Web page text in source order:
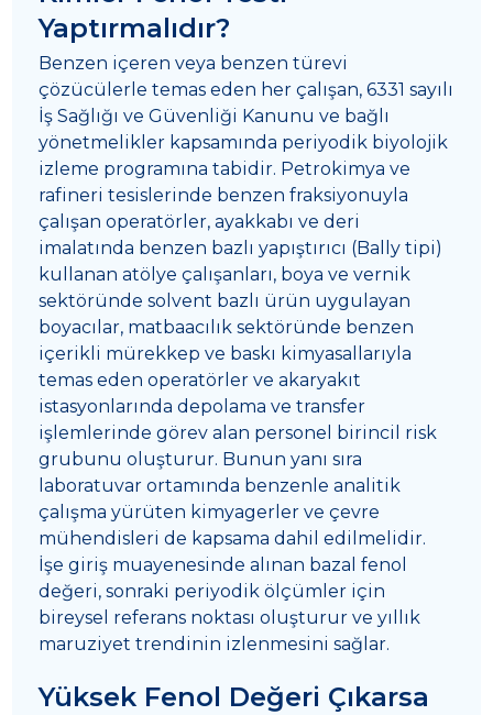
Yaptırmalıdır?
Benzen içeren veya benzen türevi
çözücülerle temas eden her çalışan, 6331 sayılı
İş Sağlığı ve Güvenliği Kanunu ve bağlı
yönetmelikler kapsamında periyodik biyolojik
izleme programına tabidir. Petrokimya ve
rafineri tesislerinde benzen fraksiyonuyla
çalışan operatörler, ayakkabı ve deri
imalatında benzen bazlı yapıştırıcı (Bally tipi)
kullanan atölye çalışanları, boya ve vernik
sektöründe solvent bazlı ürün uygulayan
boyacılar, matbaacılık sektöründe benzen
içerikli mürekkep ve baskı kimyasallarıyla
temas eden operatörler ve akaryakıt
istasyonlarında depolama ve transfer
işlemlerinde görev alan personel birincil risk
grubunu oluşturur. Bunun yanı sıra
laboratuvar ortamında benzenle analitik
çalışma yürüten kimyagerler ve çevre
mühendisleri de kapsama dahil edilmelidir.
İşe giriş muayenesinde alınan bazal fenol
değeri, sonraki periyodik ölçümler için
bireysel referans noktası oluşturur ve yıllık
maruziyet trendinin izlenmesini sağlar.
Yüksek Fenol Değeri Çıkarsa